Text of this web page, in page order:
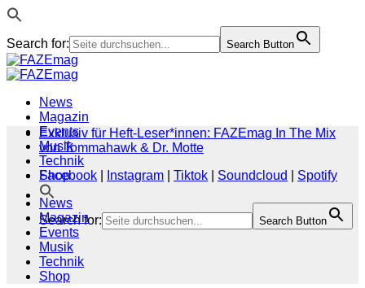
Search for: Search Button
Zum
Inhalt
News
Magazin
Events
Musik
Technik
Shop
Search for: Search Button
Exklusiv für Heft-Leser*innen: FAZEmag In The Mix
von Tommahawk & Dr. Motte
Facebook
Instagram Tiktok Soundcloud
Spotify
News
Magazin
Events
Musik
Technik
Shop